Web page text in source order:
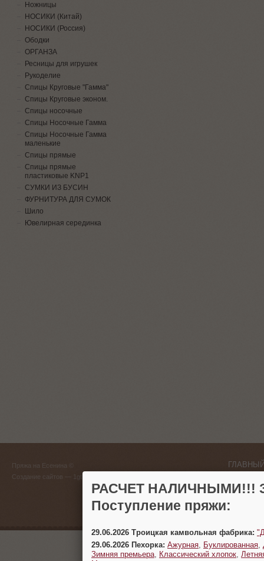
Ножницы
НОСИКИ (Китай)
НОСИКИ (Россия)
Ободки
ОРГАНЗА
Ресницы для игрушек
Рукоделие
Спицы Круговые "Гамма"
Спицы Круговые эконом.
Спицы носочные
Спицы Носочные Гамма
Спицы Носочные Гамма
маленькие
Спицы прямые
Спицы прямые
пластиковые KNP1
СУМКИ ИЗ БУСИН
ФУРНИТУРА ДЛЯ СУМОК
Шило
Ювелирная серединка
Пряжа на Есенина ©
Создание сайтов — 1gt.ru (383)
г.
РАСЧЕТ НАЛИЧНЫМИ!!!
Поступление пряжи:
29.06.2026 Троицкая камвольная фабрика:
29.06.2026 Пехорка: Ажурная Буклированная
Зимняя премьера
Классический хлопок